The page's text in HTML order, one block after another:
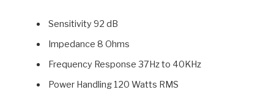
Sensitivity 92 dB
Impedance 8 Ohms
Frequency Response 37Hz to 40KHz
Power Handling 120 Watts RMS